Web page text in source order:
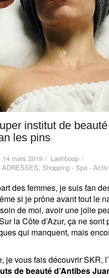
institut de
les pins
14 mars 2019
Laetiboop
ADRESSES, Shopping - Spa -
des femmes, je suis fan
si je prône avant tout le
de moi, avoir une jolie
la Côte d’Azur, ça ne sont
qui manquent, mais
je vous fais découvrir SKR,
de beauté d’Antibes